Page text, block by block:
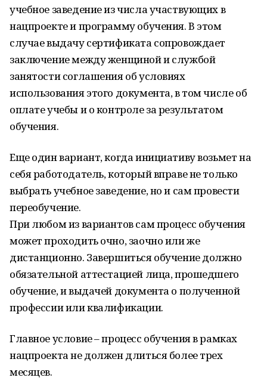
учебное заведение из числа участвующих в
нацпроекте и программу обучения. В этом
случае выдачу сертификата сопровождает
заключение между женщиной и службой
занятости соглашения об условиях
использования этого документа, в том числе об
оплате учебы и о контроле за результатом
обучения.
Еще один вариант, когда инициативу возьмет на
себя работодатель, который вправе не только
выбрать учебное заведение, но и сам провести
переобучение.
При любом из вариантов сам процесс обучения
может проходить очно, заочно или же
дистанционно. Завершиться обучение должно
обязательной аттестацией лица, прошедшего
обучение, и выдачей документа о полученной
профессии или квалификации.
Главное условие – процесс обучения в рамках
нацпроекта не должен длиться более трех
месяцев.